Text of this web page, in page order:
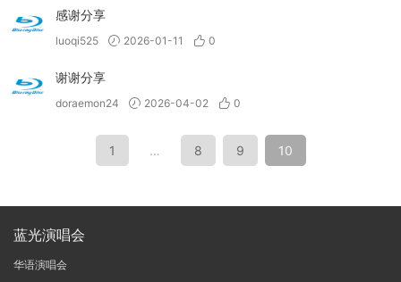
感谢分享
luoqi525 2026-01-11 0
谢谢分享
doraemon24 2026-04-02 0
1 … 8 9 10
蓝光演唱会
华语演唱会